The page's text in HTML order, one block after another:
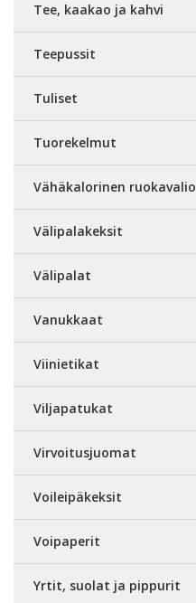
Tee, kaakao ja kahvi
Teepussit
Tuliset
Tuorekelmut
Vähäkalorinen ruokavalio
Välipalakeksit
Välipalat
Vanukkaat
Viinietikat
Viljapatukat
Virvoitusjuomat
Voileipäkeksit
Voipaperit
Yrtit, suolat ja pippurit